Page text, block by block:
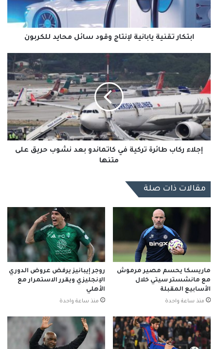
محايد
للكربون
ابتكار تقنية يابانية لإنتاج وقود سائل محايد للكربون
طائرة
تركية
في
كاتماندو
بعد
نشوب
حريق
علىإجلاء ركاب طائرة تركية في كاتماندو بعد نشوب حريق على
متنها
مقالات ذات صلة
ماريسكا يحسم مصير مرموش
مع مانشستر سيتي خلال
الأسابيع المقبلة
منذ ساعة واحدة
روجر إيبانيز يرفض عروض الدوري
الإنجليزي ويقرر الاستمرار مع
الأهلي
منذ ساعة واحدة